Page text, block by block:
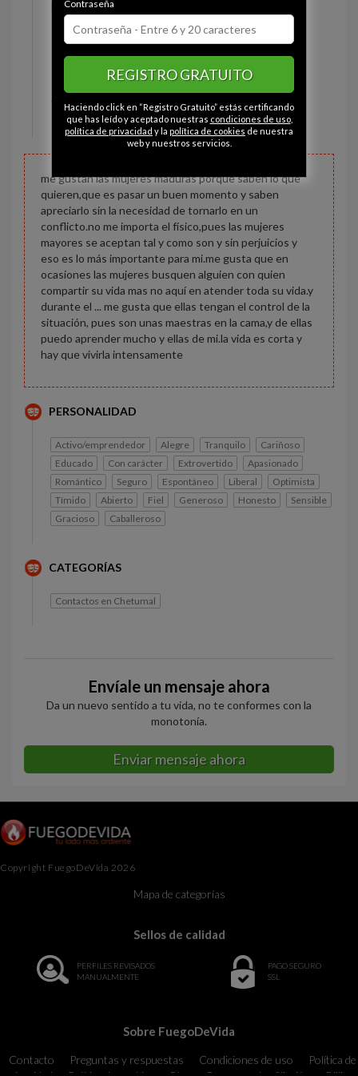
Estado civil:
Ojos: Avellana
Constitución: Deportista
Altura: 160 cm
Peso: 66 kg
me gustan las mujeres maduras porque saben lo que
quieren,que es pasar un buen momento y saben
apreciarlo sin la necesidad de tornarlo en un
conflicto.no me importa el físico,pues las mujeres
mayores se aceptan tal y como son y sin perjuicios y
eso es lo más importante para mi.me gusta que en
ocasiones las mujeres busquen alguien con quien
compartir su vida mas no aquí en atender toda su vida.y
durante el ... me gusta que ellas tengan el control de la
situación, pues son unas maestras en la cama,y de ellas
puedo aprender mucho y ellas de mi.la vida es corta y
hay que vivirla intensamente
PERSONALIDAD
Activo/emprendedor Alegre Tranquilo
Cariñoso
Educado
Con carácter Extrovertido
Apasionado
Romántico
Seguro Espontáneo Liberal
Optimista
Tímido
Abierto Fiel Generoso Honesto
Sensible
Gracioso
Caballeroso
CATEGORÍAS
Contactos en Chetumal
Envíale un mensaje ahora
Da un nuevo sentido a tu vida, no te conformes con la
monotonía.
Enviar mensaje ahora
Contraseña
REGISTRO GRATUITO
Haciendo click en “Registro Gratuito” estás certificando
que has leído y aceptado nuestras condiciones de uso,
política de privacidad y la política de cookies de nuestra
web y nuestros servicios.
Copyright FuegoDeVida 2026
Mapa de categorías
Sellos de calidad
PERFILES REVISADOS
MANUALMENTE
PAGO SEGURO
SSL
Sobre FuegoDeVida
Contacto Preguntas y respuestas Condiciones de uso
Política de